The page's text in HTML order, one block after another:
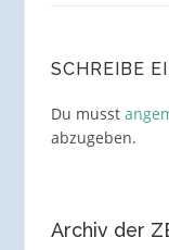
SCHREIBE
Du musst
abzugeben.
Archiv der